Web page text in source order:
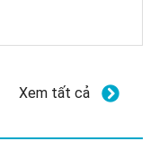
Xem tất cả